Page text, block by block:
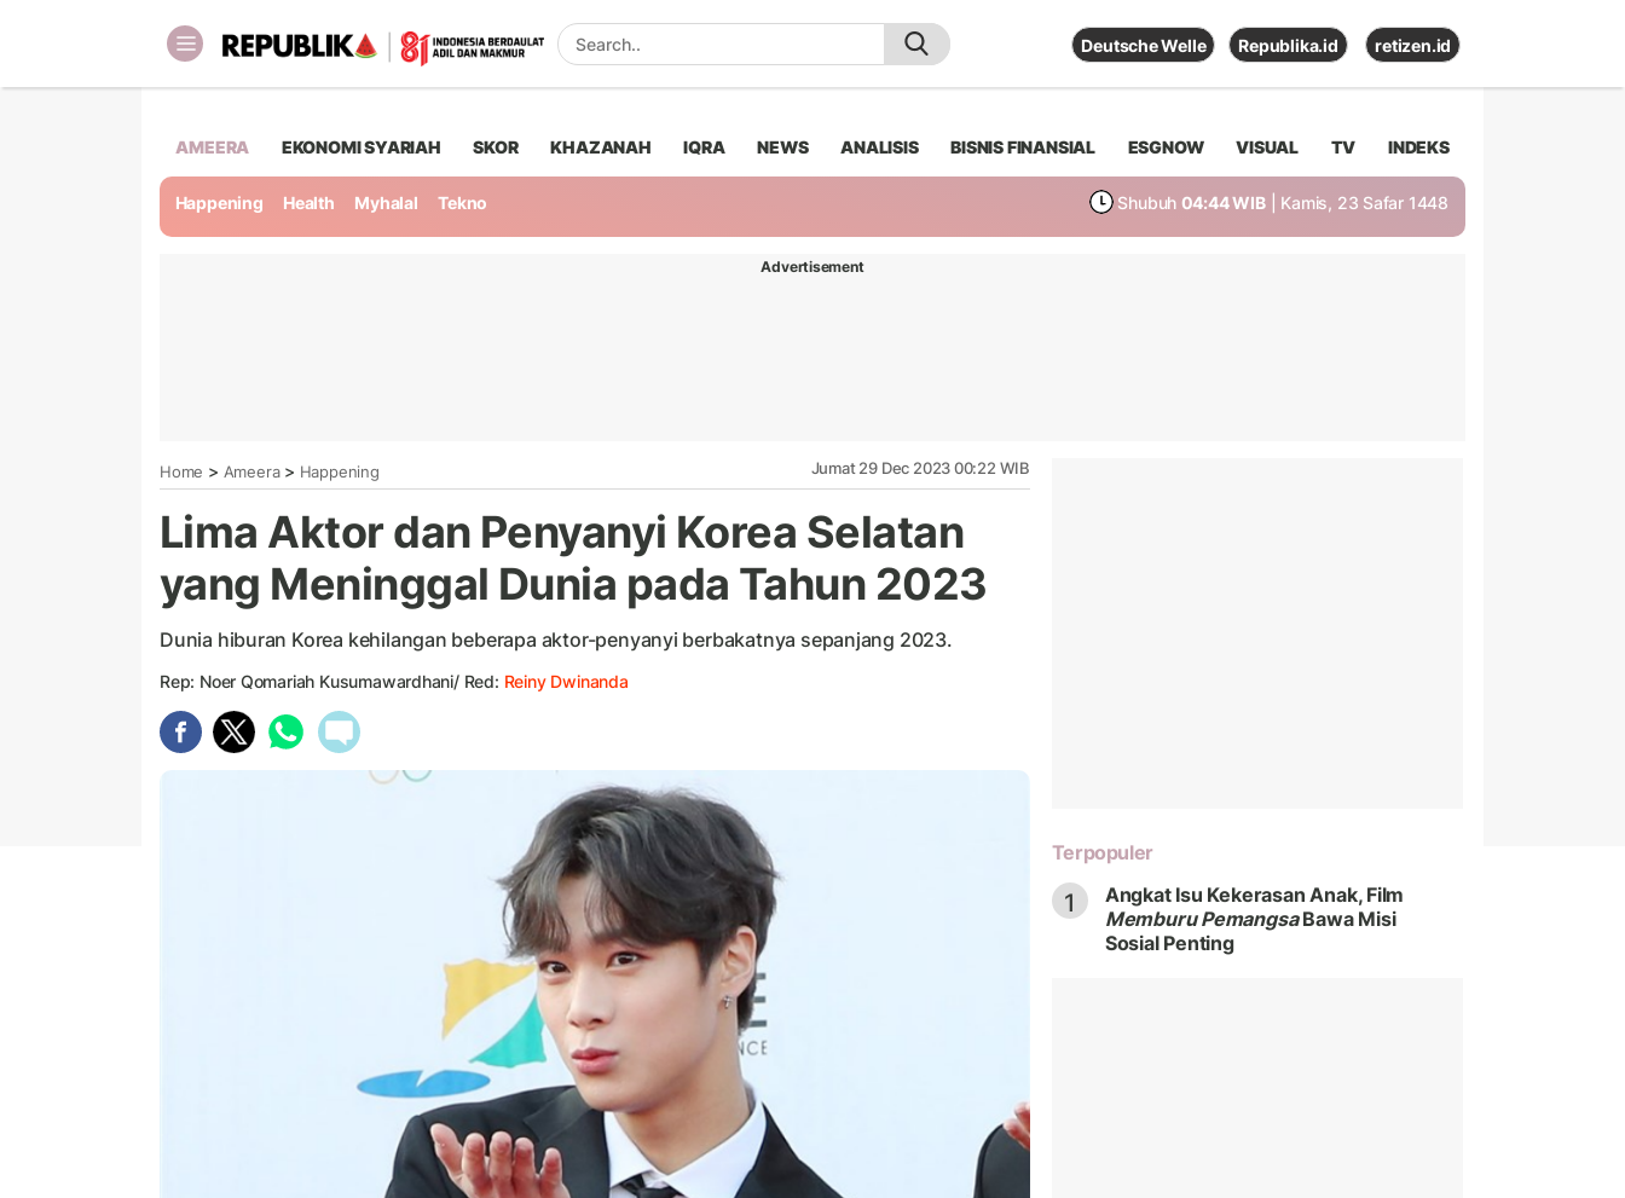
Deutsche Welle Republika.id retizen.id
AMEERA EKONOMI SYARIAH SKOR KHAZANAH IQRA NEWS ANALISIS BISNIS FINANSIAL ESGNOW VISUAL TV INDEKS
Happening Health Myhalal Tekno Shubuh 04:44 WIB | Kamis, 23 Safar 1448
Advertisement
Home > Ameera> Happening Jumat 29 Dec 2023 00:22 WIB
Lima Aktor dan Penyanyi Korea Selatan
yang Meninggal Dunia pada Tahun 2023
Dunia hiburan Korea kehilangan beberapa aktor-penyanyi berbakatnya sepanjang 2023.
Rep: Noer Qomariah Kusumawardhani/ Red: Reiny Dwinanda
Terpopuler
1
Angkat Isu Kekerasan Anak, Film
Memburu PemangsaBawa Misi
Sosial Penting